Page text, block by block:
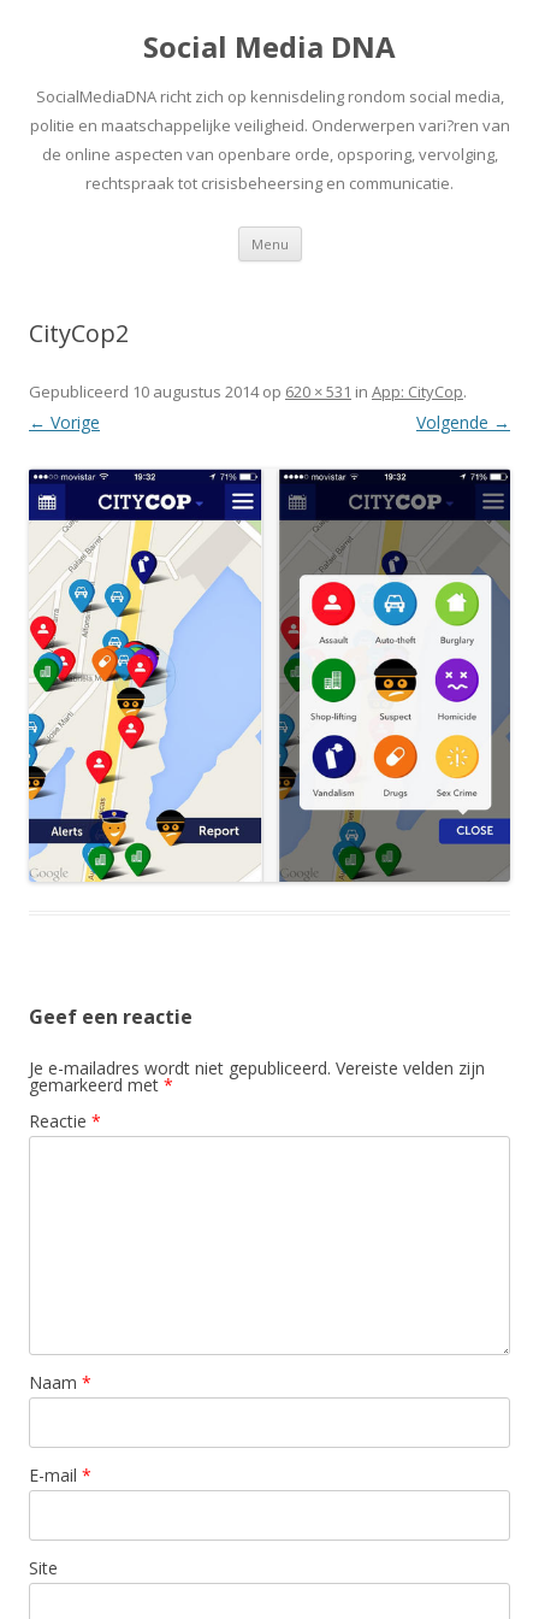
Social Media DNA
SocialMediaDNA richt zich op kennisdeling rondom social media,
politie en maatschappelijke veiligheid. Onderwerpen vari?ren van
de online aspecten van openbare orde, opsporing, vervolging,
rechtspraak tot crisisbeheersing en communicatie.
Menu Spring
inhoud
CityCop2
Gepubliceerd 10 augustus 2014op 620 × 531 in App: CityCop.
← Vorige Volgende →
Geef een reactie
Je e-mailadres wordt niet gepubliceerd. Vereiste velden zijn
gemarkeerd met *
Reactie *
Naam *
E-mail *
Site